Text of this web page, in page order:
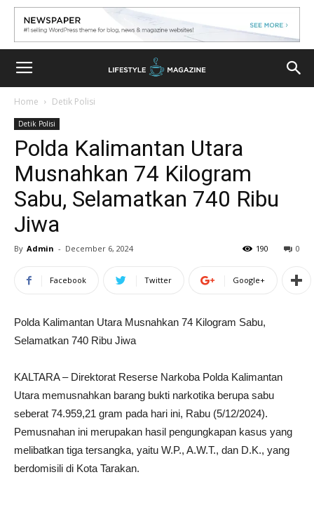
Home Detik Polisi
Detik Polisi
Polda Kalimantan Utara
Musnahkan 74 Kilogram
Sabu, Selamatkan 740 Ribu
Jiwa
By Admin - December 6, 2024 0
190
Facebook Twitter Google+
Polda Kalimantan Utara Musnahkan 74 Kilogram Sabu,
Selamatkan 740 Ribu Jiwa
KALTARA – Direktorat Reserse Narkoba Polda Kalimantan
Utara memusnahkan barang bukti narkotika berupa sabu
seberat 74.959,21 gram pada hari ini, Rabu (5/12/2024).
Pemusnahan ini merupakan hasil pengungkapan kasus yang
melibatkan tiga tersangka, yaitu W.P., A.W.T., dan D.K., yang
berdomisili di Kota Tarakan.